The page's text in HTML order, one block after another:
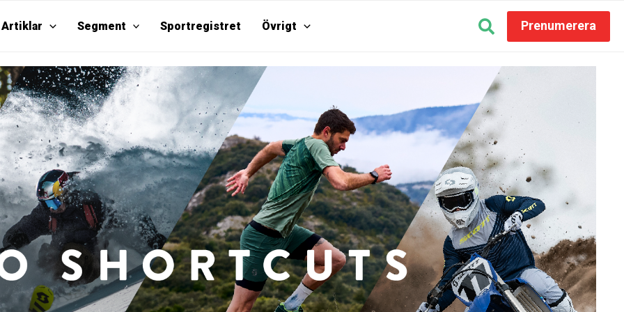
Artiklar Segment Sportregistret Övrigt Prenumerera